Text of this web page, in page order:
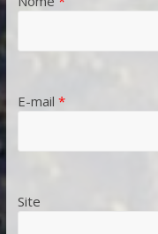
E-mail *
Site